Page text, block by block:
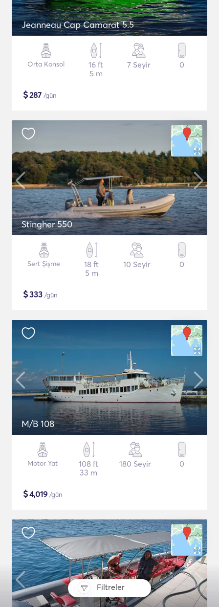
Filtreler
Jeanneau Cap Camarat 5.5
Orta Konsol
16 ft
5 m
7 Seyir 0
$287 /gün
Stingher 550
Sert Şişme
18 ft
5 m
10 Seyir 0
$333 /gün
M/B 108
Motor Yat
108 ft
33 m
180 Seyir 0
$4,019 /gün